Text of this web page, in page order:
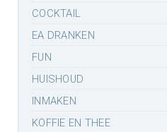
COCKTAIL
EA DRANKEN
FUN
HUISHOUD
INMAKEN
KOFFIE EN THEE